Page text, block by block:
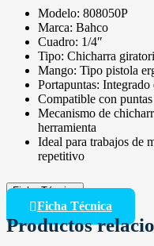
Modelo: 808050P
Marca: Bahco
Cuadro: 1/4″
Tipo: Chicharra
Mango: Tipo pistola
Portapuntas: Integrado
Compatible con
Mecanismo de
herramienta
Ideal para trabajos de
repetitivo
Ficha Técnica
Ficha Técnica
Productos